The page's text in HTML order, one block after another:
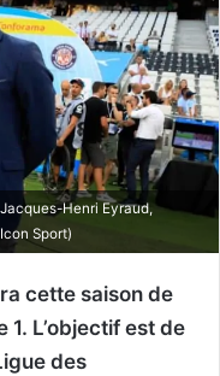
Henri Eyraud,
Sport)
cette saison de
L’objectif est de
des